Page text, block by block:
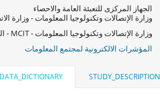
الجهاز المركزى للتعبئة العامة والاحصاء
وزارة الإتصالات وتكنولوجيا المعلومات - وزارة
وزارة الإتصالات وتكنولوجيا المعلومات - MCIT - الدعم المادى
المؤشرات الالكترونية لمجتمع المعلومات
STUDY_DESCRIPTION
DATA_DICTIONARY